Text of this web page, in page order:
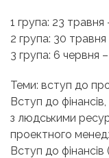
1 група: 23 травня
2 група: 30 травня
3 група: 6 червня
Теми: вступ до
Вступ до
з людськими
проектного
Вступ до